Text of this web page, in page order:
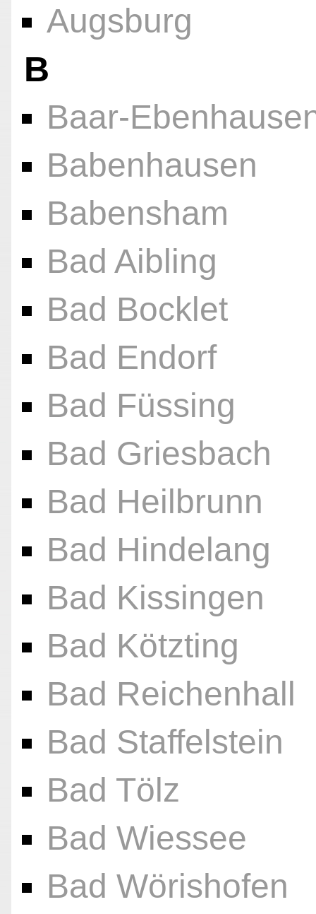
Augsburg
B
Baar-
Babenhausen
Babensham
Bad Aibling
Bad Bocklet
Bad Endorf
Bad Füssing
Bad Griesbach
Bad Heilbrunn
Bad Hindelang
Bad Kissingen
Bad Kötzting
Bad Reichenhall
Bad Staffelstein
Bad Tölz
Bad Wiessee
Bad Wörishofen